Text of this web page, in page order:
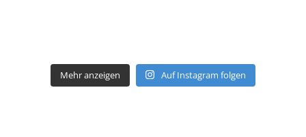
Mehr anzeigen Auf Instagram folgen